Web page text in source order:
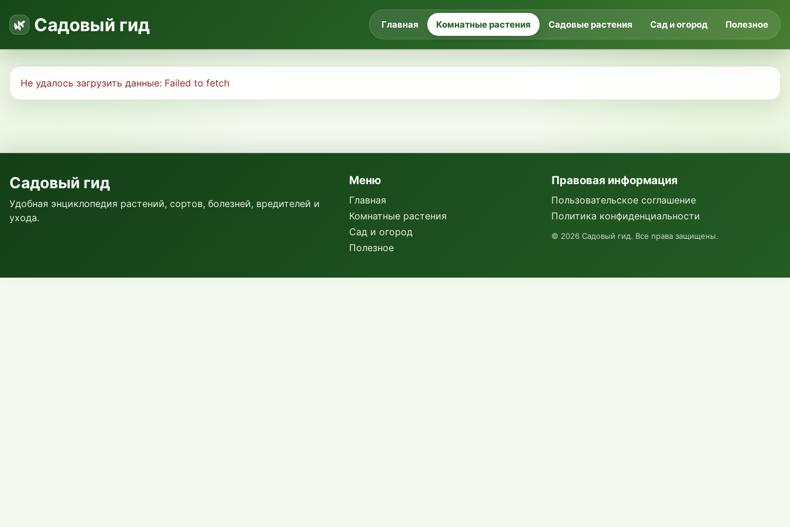
Садовый гид Главная Комнатные растения Садовые растения Сад и огород Полезное
Не удалось загрузить данные: Failed to fetch
Садовый гид
Удобная энциклопедия растений, сортов, болезней, вредителей и
ухода.
Меню
Главная
Комнатные растения
Сад и огород
Полезное
Правовая информация
Пользовательское соглашение
Политика конфиденциальности
© 2026 Садовый гид. Все права защищены.